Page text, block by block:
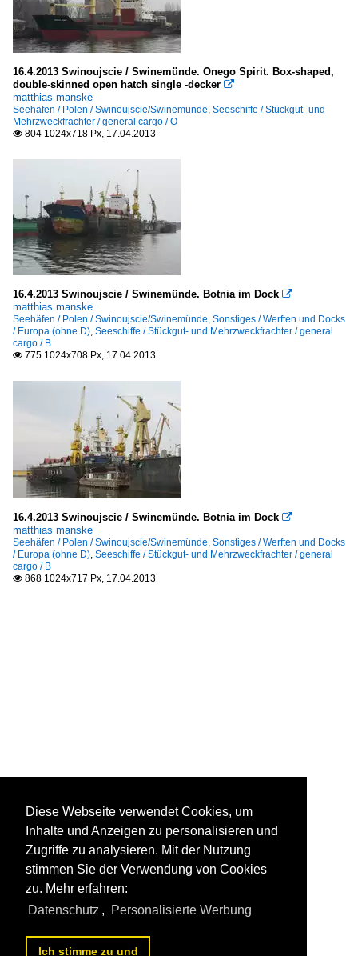
16.4.2013 Swinoujscie / Swinemünde. Onego Spirit. Box-shaped,
double-skinned open hatch single -decker 
matthias manske
Seehäfen / Polen / Swinoujscie/Swinemünde Seeschiffe / Stückgut- und
Mehrzweckfrachter / general cargo / O
 804 1024x718 Px, 17.04.2013
16.4.2013 Swinoujscie / Swinemünde. Botnia im Dock 
matthias manske
Seehäfen / Polen / Swinoujscie/Swinemünde Sonstiges / Werften und Docks
/ Europa (ohne D) Seeschiffe / Stückgut- und Mehrzweckfrachter / general
cargo / B
 775 1024x708 Px, 17.04.2013
16.4.2013 Swinoujscie / Swinemünde. Botnia im Dock 
matthias manske
Seehäfen / Polen / Swinoujscie/Swinemünde Sonstiges / Werften und Docks
/ Europa (ohne D) Seeschiffe / Stückgut- und Mehrzweckfrachter / general
cargo / B
 868 1024x717 Px, 17.04.2013
Diese Webseite verwendet Cookies, um
Inhalte und Anzeigen zu personalisieren und
Zugriffe zu analysieren. Mit der Nutzung
stimmen Sie der Verwendung von Cookies
zu. Mehr erfahren:
Datenschutz , Personalisierte Werbung
Ich stimme zu und